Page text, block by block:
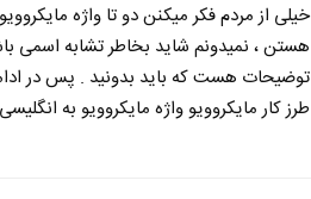
خیلی از مردم فکر میکنن دو تا واژه
هستن ، نمیدونم شاید بخاطر تشابه اسمی
توضیحات هست که باید بدونید . پس در
طرز کار مایکروویو واژه مایکروویو به انگلیسی MicroWave […]